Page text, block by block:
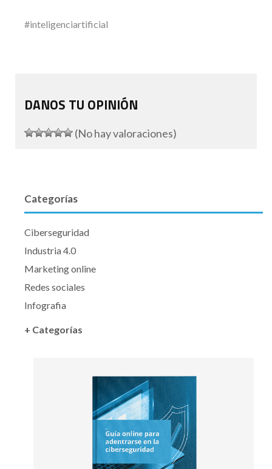
#inteligenciartificial
DANOS TU OPINIÓN
(No hay valoraciones)
Categorías
Ciberseguridad
Industria 4.0
Marketing online
Redes sociales
Infografia
+ Categorías